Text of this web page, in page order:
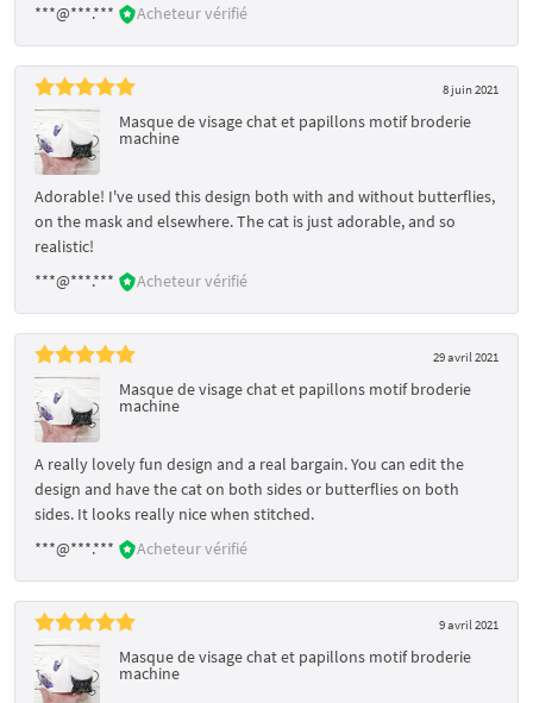
***@***.***
Acheteur vérifié
8 juin 2021
Masque de visage chat et papillons motif broderie
machine
Adorable! I've used this design both with and without butterflies,
on the mask and elsewhere. The cat is just adorable, and so
realistic!
***@***.***
Acheteur vérifié
29 avril 2021
Masque de visage chat et papillons motif broderie
machine
A really lovely fun design and a real bargain. You can edit the
design and have the cat on both sides or butterflies on both
sides. It looks really nice when stitched.
***@***.***
Acheteur vérifié
9 avril 2021
Masque de visage chat et papillons motif broderie
machine